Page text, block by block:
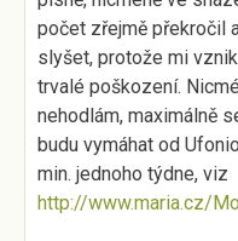
počet zřejmě překročil
slyšet, protože mi
trvalé poškození.
nehodlám, maximálně
budu vymáhat od
min. jednoho týdne, viz
http://www.maria.cz/